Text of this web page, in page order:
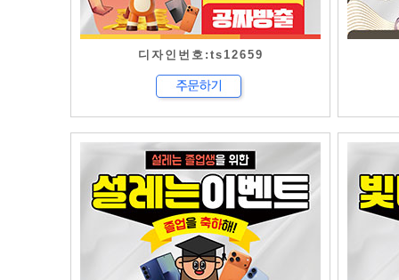
디자인번호:ts12659